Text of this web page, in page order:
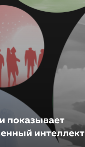
показывает
интеллект